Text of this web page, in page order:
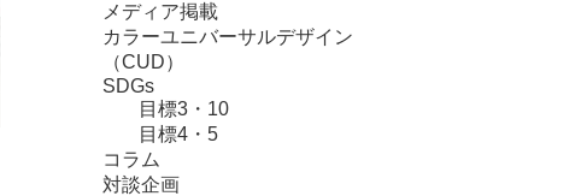
メディア掲載
カラーユニバーサルデザイン
（CUD）
SDGs
目標3・10
目標4・5
コラム
対談企画